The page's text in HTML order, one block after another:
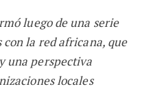
luego de una serie
la red africana, que
una perspectiva
locales